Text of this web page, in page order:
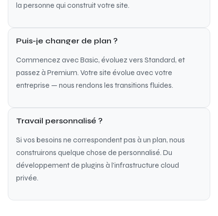
la personne qui construit votre site.
Puis-je changer de plan ?
Commencez avec Basic, évoluez vers Standard, et
passez à Premium. Votre site évolue avec votre
entreprise — nous rendons les transitions fluides.
Travail personnalisé ?
Si vos besoins ne correspondent pas à un plan, nous
construirons quelque chose de personnalisé. Du
développement de plugins à l'infrastructure cloud
privée.